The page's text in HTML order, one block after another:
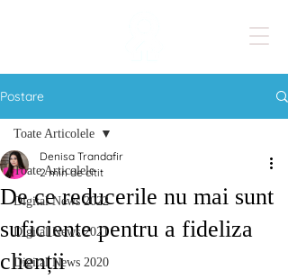
Postare
Toate Articolele
Digital News 2022
Digital News 2021
Digital News 2020
Toate Articolele
De ce reducerile nu mai sunt
suficiente pentru a fideliza
clienții
Denisa Trandafir
2 min de citit